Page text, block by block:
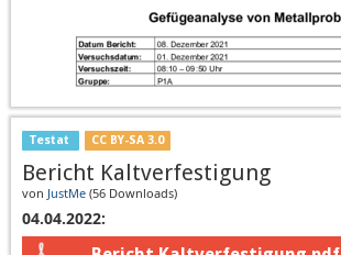
Testat CC BY-SA 3.0
Bericht Kaltverfestigung
von JustMe (56 Downloads)
04.04.2022: